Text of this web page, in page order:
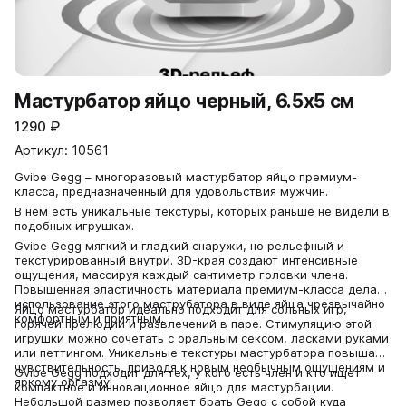
Мастурбатор яйцо черный, 6.5х5 см
1290 ₽
Артикул: 10561
Gvibe Gegg – многоразовый мастурбатор яйцо премиум-
класса, предназначенный для удовольствия мужчин.
В нем есть уникальные текстуры, которых раньше не видели в
подобных игрушках.
Gvibe Gegg мягкий и гладкий снаружи, но рельефный и
текстурированный внутри. 3D-края создают интенсивные
ощущения, массируя каждый сантиметр головки члена.
Повышенная эластичность материала премиум-класса делает
использование этого маструбатора в виде яйца чрезвычайно
комфортным и приятным.
Яйцо мастурбатор идеально подходит для сольных игр,
горячей прелюдии и развлечений в паре. Стимуляцию этой
игрушки можно сочетать с оральным сексом, ласками руками
или петтингом. Уникальные текстуры мастурбатора повышают
чувствительность, приводя к новым необычным ощущениям и
яркому оргазму!
Gvibe Gegg подходит для тех, у кого есть член и кто ищет
компактное и инновационное яйцо для мастурбации.
Небольшой размер позволяет брать Gegg с собой куда